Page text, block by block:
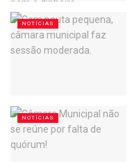
NOTÍCIAS
NOTÍCIAS